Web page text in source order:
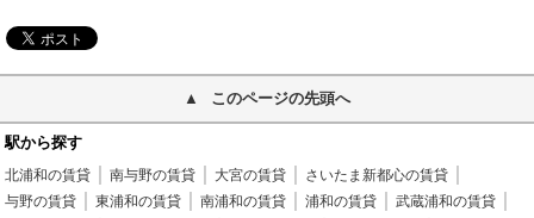
このページの先頭へ
駅から探す
北浦和の賃貸 南与野の賃貸 大宮の賃貸
さいたま新都心の賃貸
与野の賃貸
東浦和の賃貸 南浦和の賃貸 浦和の賃貸
武蔵浦和の賃貸